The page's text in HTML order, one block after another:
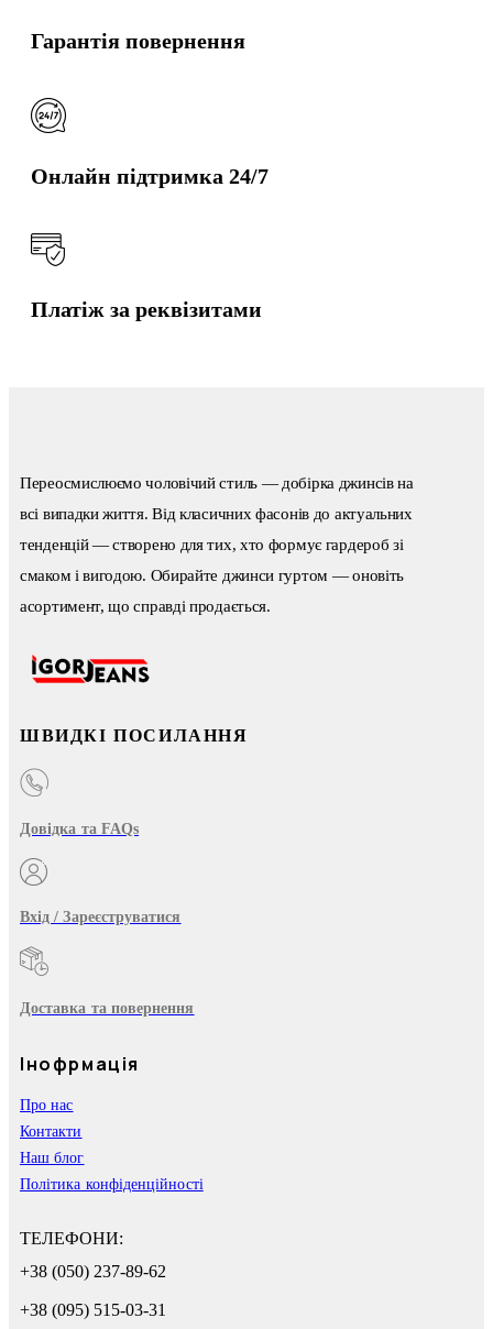
Гарантія повернення
Онлайн підтримка 24/7
Платіж за реквізитами
Переосмислюємо чоловічий стиль — добірка джинсів на
всі випадки життя. Від класичних фасонів до актуальних
тенденцій — створено для тих, хто формує гардероб зі
смаком і вигодою. Обирайте джинси гуртом — оновіть
асортимент, що справді продається.
ШВИДКІ ПОСИЛАННЯ
Довідка та FAQs
Вхід / Зареєструватися
Доставка та повернення
Інофрмація
Про нас
Контакти
Наш блог
Політика конфіденційності
ТЕЛЕФОНИ:
+38 (050) 237-89-62
+38 (095) 515-03-31